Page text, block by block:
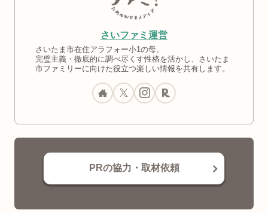
さいファミ運営
さいたま市在住アラフォー小1の母。
完璧主義・徹底的に調べ尽くす性格を活かし、さいたま
市ファミリーに向けた役立つ楽しい情報を共有します。
PRの協力・取材依頼